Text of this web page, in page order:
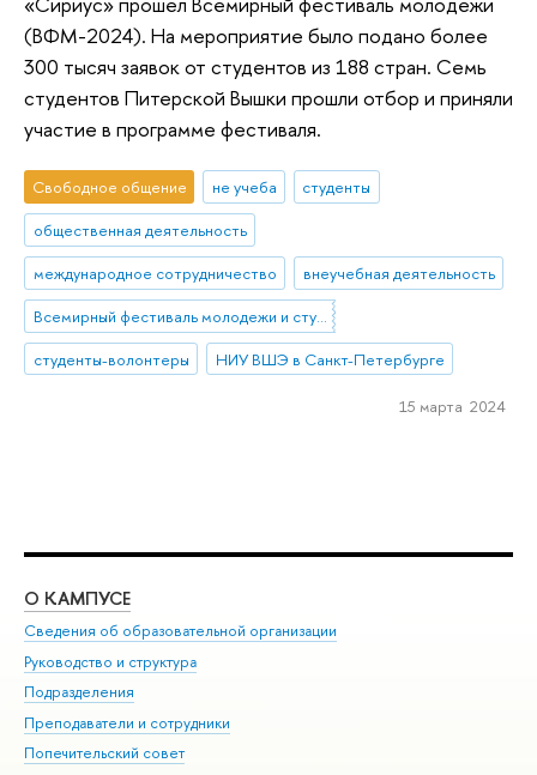
(ВФМ-2024). На мероприятие было подано более
300 тысяч заявок от студентов из 188 стран. Семь
студентов Питерской Вышки прошли отбор и приняли
участие в программе фестиваля.
Свободное общение не учеба
студенты
общественная деятельность
международное сотрудничество
внеучебная деятельность
Всемирный фестиваль молодежи и студентов
студенты-волонтеры
НИУ ВШЭ в Санкт-Петербурге
15 марта 2024
О КАМПУСЕ
Сведения об образовательной организации
Руководство и структура
Подразделения
Преподаватели и сотрудники
Попечительский совет